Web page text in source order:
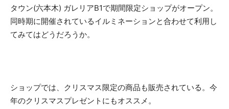
タウン(六本木) ガレリアB1で期間限定ショップがオープン。
同時期に開催されているイルミネーションと合わせて利用し
てみてはどうだろうか。
ショップでは、クリスマス限定の商品も販売されている。今
年のクリスマスプレゼントにもオススメ。